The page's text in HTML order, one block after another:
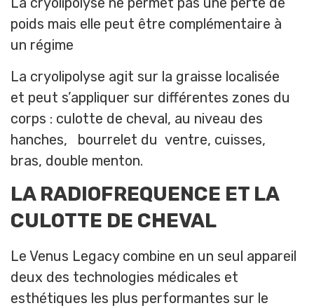
poids mais elle peut être complémentaire à
un régime
La cryolipolyse agit sur la graisse localisée
et peut s’appliquer sur différentes zones du
corps : culotte de cheval, au niveau des
hanches, bourrelet du ventre, cuisses,
bras, double menton.
LA RADIOFREQUENCE ET LA
CULOTTE DE CHEVAL
Le Venus Legacy combine en un seul appareil
deux des technologies médicales et
esthétiques les plus performantes sur le